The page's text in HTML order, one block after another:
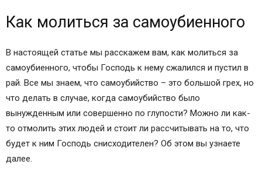
Братья и сестры!
Молитва от мыслей о самоубийстве
Братья и сестры!
Как молиться за самоубиенного
Что происходит с самоубийцами после смерти?
В каких случая самоубийца может быть прощен
Господом?
Как молиться за самоубиенного ребенка?
Как молиться за самоубиенного родителя?
Как молиться за самоубиенного
В настоящей статье мы расскажем вам, как молиться за
самоубиенного, чтобы Господь к нему сжалился и пустил в
рай. Все мы знаем, что самоубийство – это большой грех, но
что делать в случае, когда самоубийство было
вынужденным или совершенно по глупости? Можно ли как-
то отмолить этих людей и стоит ли рассчитывать на то, что
будет к ним Господь снисходителен? Об этом вы узнаете
далее.